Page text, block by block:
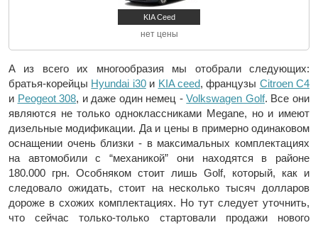
KIA Ceed
нет цены
А из всего их многообразия мы отобрали следующих:
братья-корейцы Hyundai i30и KIA ceed, французы Citroen C4
и Peogeot 308, и даже один немец -Volkswagen Golf. Все они
являются не только одноклассниками Megane, но и имеют
дизельные модификации. Да и цены в примерно одинаковом
оснащении очень близки - в максимальных комплектациях
на автомобили с “механикой” они находятся в районе
180.000 грн. Особняком стоит лишь Golf, который, как и
следовало ожидать, стоит на несколько тысяч долларов
дороже в схожих комплектациях. Но тут следует уточнить,
что сейчас только-только стартовали продажи нового